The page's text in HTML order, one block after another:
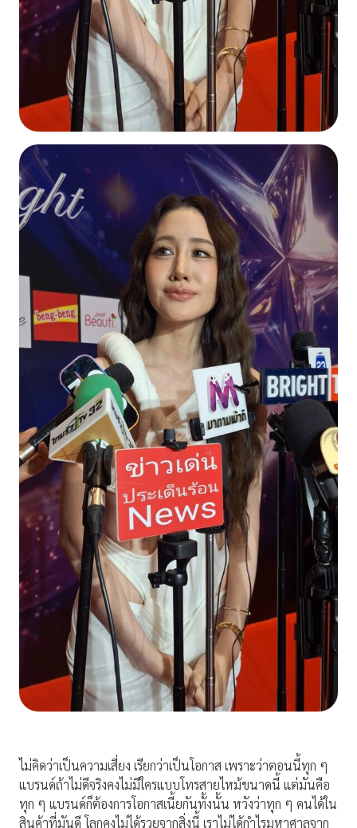
ไม่คิดว่าเป็นความเสี่ยง เรียกว่าเป็นโอกาส เพราะว่าตอนนี้ทุก ๆ
แบรนด์ถ้าไม่ดีจริงคงไม่มีใครแบบโทรสายไหม้ขนาดนี้ แต่มันคือ
ทุก ๆ แบรนด์ก็ต้องการโอกาสเนี้ยกันทั้งนั้น หวังว่าทุก ๆ คนได้ใน
สินค้าที่มันดี โลกคงไม่ได้รวยจากสิ่งนี้ เราไม่ได้กำไรมหาศาลจาก